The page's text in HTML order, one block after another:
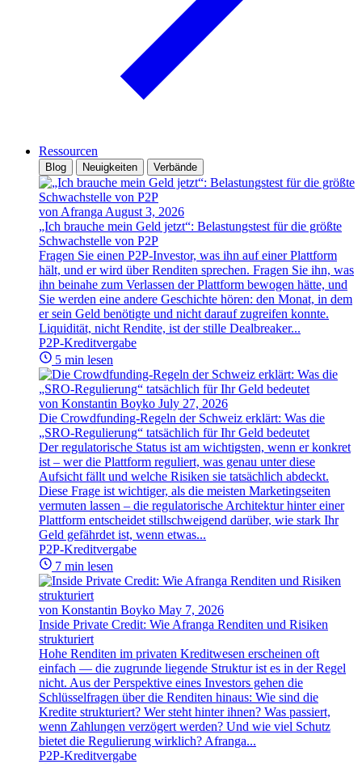
Ressourcen
Blog Neuigkeiten Verbände
von Afranga August 3, 2026
„Ich brauche mein Geld jetzt“: Belastungstest für die größte
Schwachstelle von P2P
Fragen Sie einen P2P-Investor, was ihn auf einer Plattform
hält, und er wird über Renditen sprechen. Fragen Sie ihn, was
ihn beinahe zum Verlassen der Plattform bewogen hätte, und
Sie werden eine andere Geschichte hören: den Monat, in dem
er sein Geld benötigte und nicht darauf zugreifen konnte.
Liquidität, nicht Rendite, ist der stille Dealbreaker...
P2P-Kreditvergabe
5 min lesen
von Konstantin Boyko July 27, 2026
Die Crowdfunding-Regeln der Schweiz erklärt: Was die
„SRO-Regulierung“ tatsächlich für Ihr Geld bedeutet
Der regulatorische Status ist am wichtigsten, wenn er konkret
ist – wer die Plattform reguliert, was genau unter diese
Aufsicht fällt und welche Risiken sie tatsächlich abdeckt.
Diese Frage ist wichtiger, als die meisten Marketingseiten
vermuten lassen – die regulatorische Architektur hinter einer
Plattform entscheidet stillschweigend darüber, wie stark Ihr
Geld gefährdet ist, wenn etwas...
P2P-Kreditvergabe
7 min lesen
von Konstantin Boyko May 7, 2026
Inside Private Credit: Wie Afranga Renditen und Risiken
strukturiert
Hohe Renditen im privaten Kreditwesen erscheinen oft
einfach — die zugrunde liegende Struktur ist es in der Regel
nicht. Aus der Perspektive eines Investors gehen die
Schlüsselfragen über die Renditen hinaus: Wie sind die
Kredite strukturiert? Wer steht hinter ihnen? Was passiert,
wenn Zahlungen verzögert werden? Und wie viel Schutz
bietet die Regulierung wirklich? Afranga...
P2P-Kreditvergabe